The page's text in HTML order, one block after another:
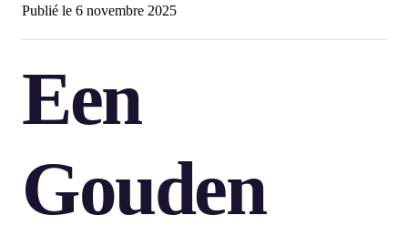
Publié le 6 novembre 2025
Een
Gouden